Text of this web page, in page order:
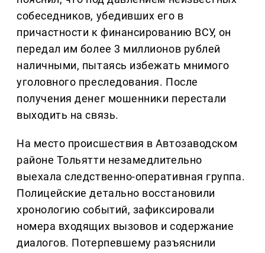
собеседников, убедивших его в
причастности к финансированию ВСУ, он
передал им более 3 миллионов рублей
наличными, пытаясь избежать мнимого
уголовного преследования. После
получения денег мошенники перестали
выходить на связь.
На место происшествия в Автозаводском
районе Тольятти незамедлительно
выехала следственно-оперативная группа.
Полицейские детально восстановили
хронологию событий, зафиксировали
номера входящих вызовов и содержание
диалогов. Потерпевшему разъяснили